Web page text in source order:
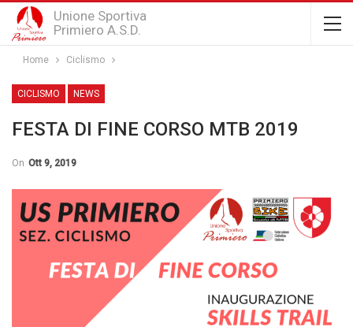
Unione Sportiva
Primiero A.S.D.
Home Ciclismo
CICLISMO NEWS
FESTA DI FINE CORSO MTB 2019
On Ott 9, 2019